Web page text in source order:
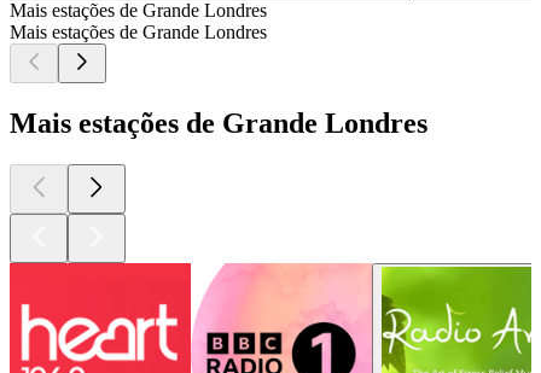
Mais estações de Grande Londres
Mais estações de Grande Londres
Mais estações de Grande Londres